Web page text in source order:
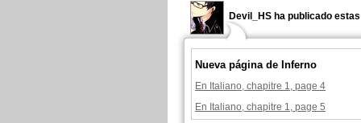
Devil_HS ha publicado
Nueva página de Inferno
En Italiano, chapitre 1, page 4
En Italiano, chapitre 1, page 5